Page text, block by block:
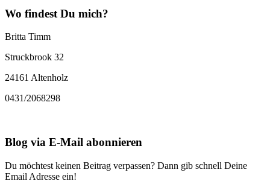
Wo findest Du mich?
Britta Timm
Struckbrook 32
24161 Altenholz
0431/2068298
Blog via E-Mail abonnieren
Du möchtest keinen Beitrag verpassen? Dann gib schnell Deine
Email Adresse ein!